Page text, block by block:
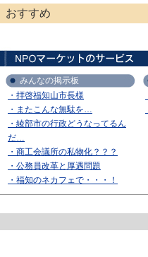
おすすめ
みんなの掲示板
・拝啓福知山市長様
・またこんな無駄を…
・綾部市の行政どうなってるん
だ…
・商工会議所の私物化？？？
・公務員改革と厚遇問題
・福知のネカフェで・・・！